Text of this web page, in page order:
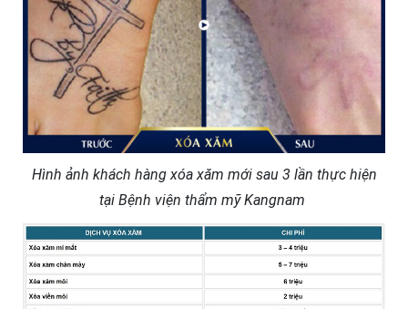
Hình ảnh khách hàng xóa xăm mới sau 3 lần thực hiện
tại Bệnh viện thẩm mỹ Kangnam